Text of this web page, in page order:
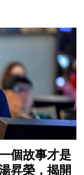
個故事才是
昇榮，揭開